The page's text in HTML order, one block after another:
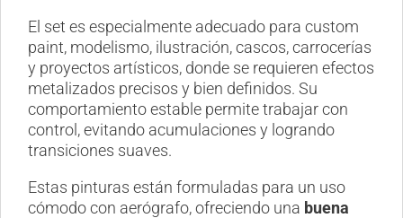
El set es especialmente adecuado para custom
paint, modelismo, ilustración, cascos, carrocerías
y proyectos artísticos, donde se requieren efectos
metalizados precisos y bien definidos. Su
comportamiento estable permite trabajar con
control, evitando acumulaciones y logrando
transiciones suaves.
Estas pinturas están formuladas para un uso
cómodo con aerógrafo, ofreciendo una buena